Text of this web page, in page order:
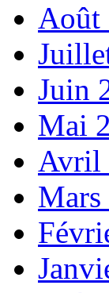
Août
Juin
Mai
Avril
Mars